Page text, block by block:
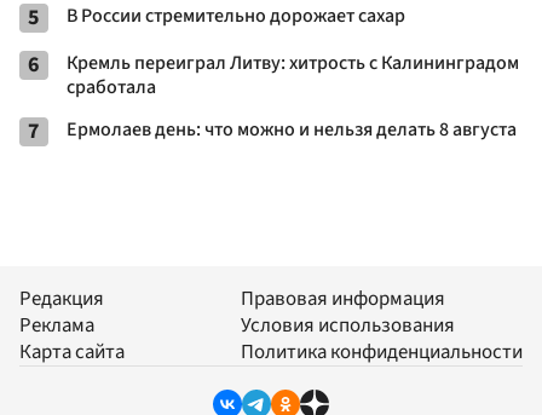
5 В России стремительно дорожает сахар
6
Кремль переиграл Литву: хитрость с Калининградом
сработала
7 Ермолаев день: что можно и нельзя делать 8 августа
Редакция
Реклама
Карта сайта
Правовая информация
Условия использования
Политика конфиденциальности